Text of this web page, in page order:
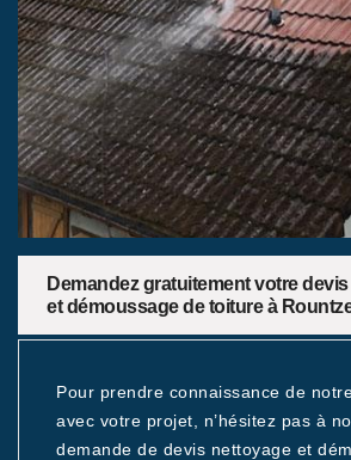
Demandez gratuitement votre
et démoussage de toiture à
Pour prendre connaissance de
avec votre projet, n’hésitez pas à
demande de devis nettoyage et